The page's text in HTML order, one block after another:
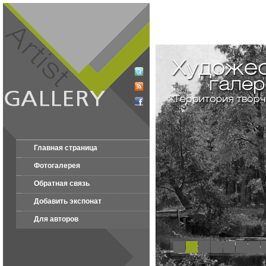
Главная страница
Фотогалерея
Обратная связь
Добавить экспонат
Для авторов